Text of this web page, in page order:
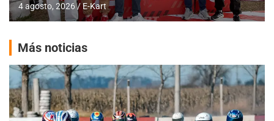
4 agosto, 2026 E-Kart
Más noticias